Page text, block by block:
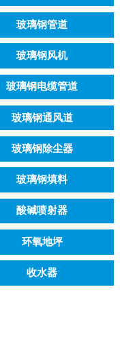
玻璃钢管道
玻璃钢风机
玻璃钢电缆管道
玻璃钢通风道
玻璃钢除尘器
玻璃钢填料
酸碱喷射器
环氧地坪
收水器